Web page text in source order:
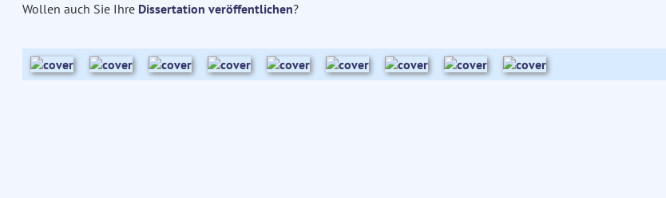
Wollen auch Sie Ihre Dissertation veröffentlichen?